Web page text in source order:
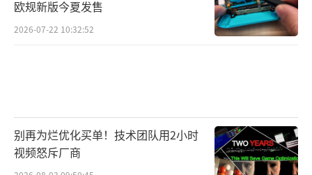
欧规新版今夏发售
2026-07-22 10:32:52
别再为烂优化买单！技术团队用2小时
视频怒斥厂商